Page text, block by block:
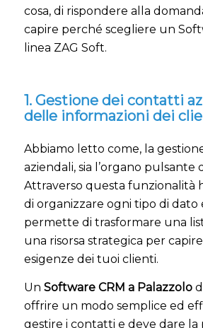
cosa, di rispondere alla
capire perché scegliere un
linea ZAG Soft.
1. Gestione dei contatti
delle informazioni dei
Abbiamo letto come, la
aziendali, sia l’organo pulsante
Attraverso questa funzionalità
di organizzare ogni tipo di dato
permette di trasformare una
una risorsa strategica per
esigenze dei tuoi clienti.
Un Software CRM a Palazzolo
offrire un modo semplice ed
gestire i contatti e deve dare la